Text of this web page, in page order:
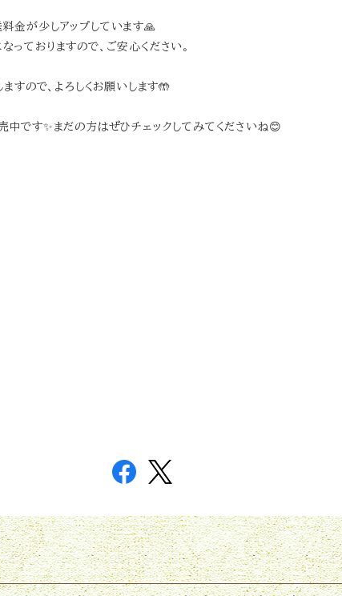
金が少しアップしています🙏
ておりますので、ご安心ください。
すので、よろしくお願いします🤲
中です✨まだの方はぜひチェックしてみてくださいね😊